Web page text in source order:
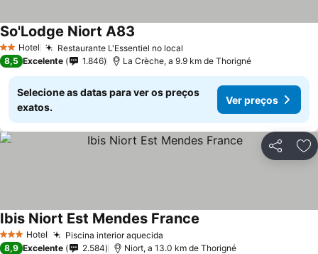
2 Estrelas
Hotel Restaurante L'Essentiel no local
So'Lodge Niort A83
8,5 Excelente 1.846 La Crèche, a 9.9 km de Thorigné
Selecione as datas para ver os preços
exatos.
Ver preços
Partilhar
3 EstrelasHotel Piscina interior aquecida
Ibis Niort Est Mendes France
8,9 Excelente 2.584 Niort, a 13.0 km de Thorigné